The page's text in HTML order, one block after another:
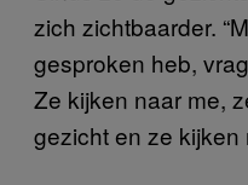
zich zichtbaarder.
gesproken heb,
Ze kijken naar me,
gezicht en ze kijken